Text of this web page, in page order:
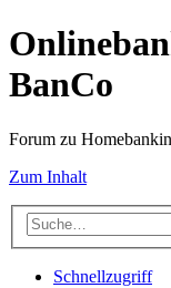
BanCo
Forum zu
Zum Inhalt
Schnellzugriff